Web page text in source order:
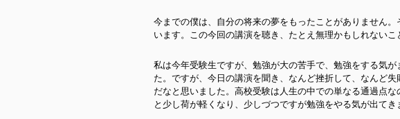
今までの僕は、自分の将来の夢をもったことがありません
います。この今回の講演を聴き、たとえ無理かもしれないこ
私は今年受験生ですが、勉強が大の苦手で、勉強をする気
た。ですが、今日の講演を聞き、なんど挫折して、なんど
だなと思いました。高校受験は人生の中での単なる通過点
と少し荷が軽くなり、少しづつですが勉強をやる気が出てき